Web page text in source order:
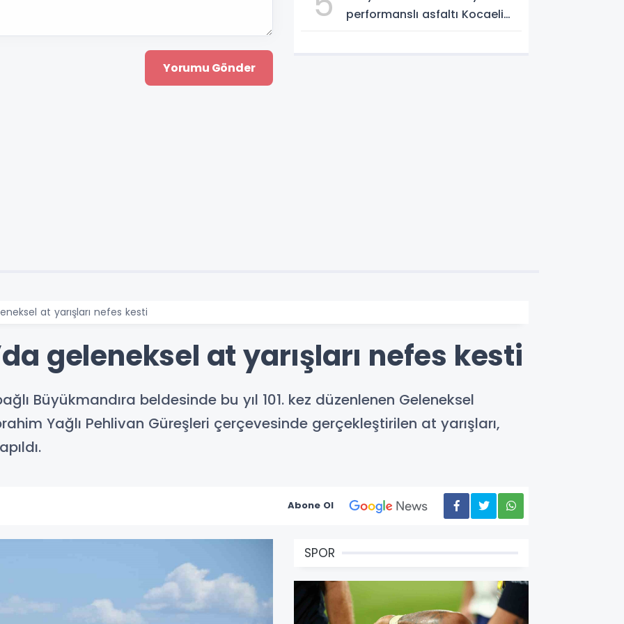
performanslı asfaltı Kocaeli
at yarışları nefes kesti
geleneksel at yarışları nefes kesti
Büyükmandıra beldesinde bu yıl 101. kez düzenlenen Geleneksel
Yağlı Pehlivan Güreşleri çerçevesinde gerçekleştirilen at yarışları,
Abone Ol
SPOR